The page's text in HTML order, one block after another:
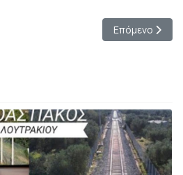
στον ΣΚΑΪ για το νερό στο
Επόμενο
Επόμενο